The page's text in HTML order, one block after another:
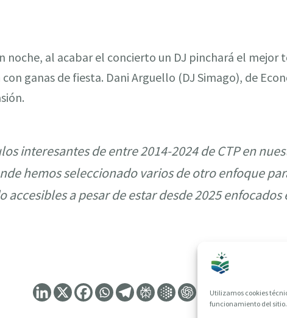
Utilizamos cookies
funcionamiento del sitio.
noche, al acabar el concierto un DJ pinchará el mejor
ganas de fiesta. Dani Arguello (DJ Simago), de
interesantes de entre 2014-2024 de CTP en
hemos seleccionado varios de otro enfoque
accesibles a pesar de estar desde 2025 enfocados